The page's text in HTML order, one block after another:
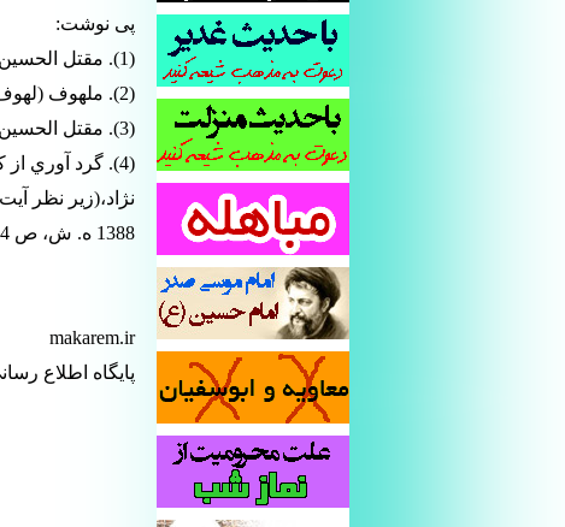
پی نوشت:
(1). مقتل الحسين مقرّم، ص 360.
(2). ملهوف (لهوف)، ص 222 - 223 و مقتل الحسين مقرّم، ص 360.
(3). مقتل الحسين مقرّم، ص 360.
(4). گرد آوري
نژاد،(زیر نظر
1388 ه. ش‏، ص 614.
makarem.ir
پایگاه اطلاع